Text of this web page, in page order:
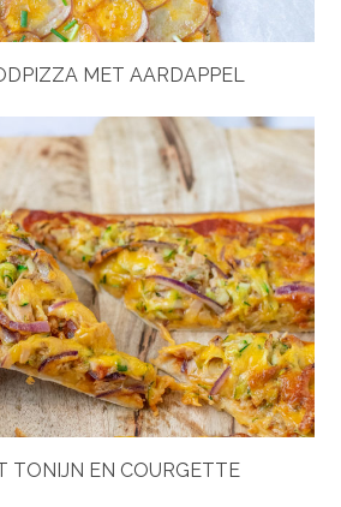
MET AARDAPPEL
TONIJN EN COURGETTE